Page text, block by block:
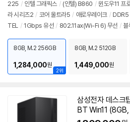
뷰
225 / 인텔 그래픽스 / (인텔) B860 / 윈도우11 프
라 시리즈2 / 코어 울트라5 / 애로우레이크 / DDR5
TEL / 1Gbps 유선 / 802.11ax(Wi-Fi 6) 무선 / 블
/ 구성변경상품 / 소비자 가격: 3,499,000원
2위
8GB, M.2 256GB
1,284,000원
8GB, M.2 512GB
1,449,000원
삼성전자 데스
BT Win11